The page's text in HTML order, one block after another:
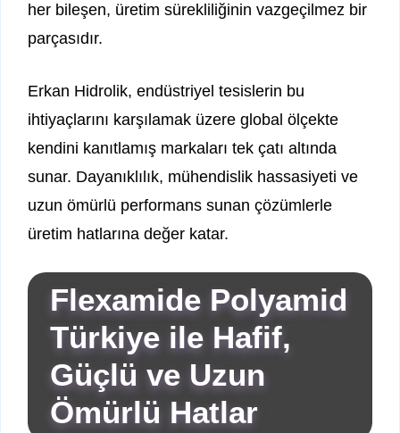
her bileşen, üretim sürekliliğinin vazgeçilmez bir
parçasıdır.
Erkan Hidrolik, endüstriyel tesislerin bu
ihtiyaçlarını karşılamak üzere global ölçekte
kendini kanıtlamış markaları tek çatı altında
sunar. Dayanıklılık, mühendislik hassasiyeti ve
uzun ömürlü performans sunan çözümlerle
üretim hatlarına değer katar.
Flexamide Polyamid
Türkiye ile Hafif,
Güçlü ve Uzun
Ömürlü Hatlar